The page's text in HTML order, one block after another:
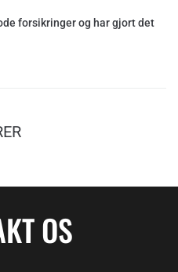
forsikringer og har gjort det
OS